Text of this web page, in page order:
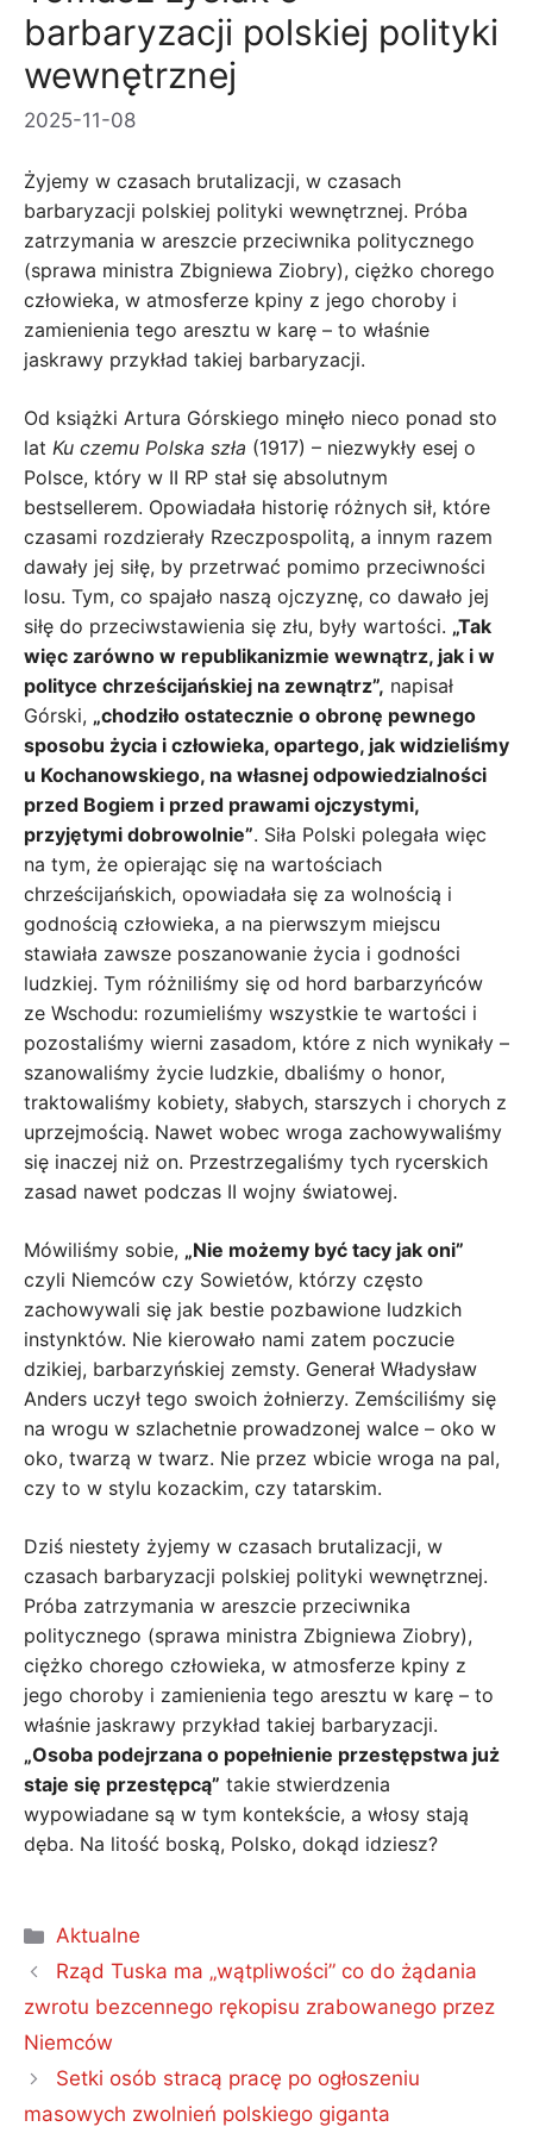
barbaryzacji polskiej polityki
wewnętrznej
2025-11-08
Żyjemy w czasach brutalizacji, w czasach
barbaryzacji polskiej polityki wewnętrznej. Próba
zatrzymania w areszcie przeciwnika politycznego
(sprawa ministra Zbigniewa Ziobry), ciężko chorego
człowieka, w atmosferze kpiny z jego choroby i
zamienienia tego aresztu w karę – to właśnie
jaskrawy przykład takiej barbaryzacji.
Od książki Artura Górskiego minęło nieco ponad sto
lat Ku czemu Polska szła (1917) – niezwykły esej o
Polsce, który w II RP stał się absolutnym
bestsellerem. Opowiadała historię różnych sił, które
czasami rozdzierały Rzeczpospolitą, a innym razem
dawały jej siłę, by przetrwać pomimo przeciwności
losu. Tym, co spajało naszą ojczyznę, co dawało jej
siłę do przeciwstawienia się złu, były wartości. „Tak
więc zarówno w republikanizmie wewnątrz, jak i w
polityce chrześcijańskiej na zewnątrz”, napisał
Górski, „chodziło ostatecznie o obronę pewnego
sposobu życia i człowieka, opartego, jak widzieliśmy
u Kochanowskiego, na własnej odpowiedzialności
przed Bogiem i przed prawami ojczystymi,
przyjętymi dobrowolnie”. Siła Polski polegała więc
na tym, że opierając się na wartościach
chrześcijańskich, opowiadała się za wolnością i
godnością człowieka, a na pierwszym miejscu
stawiała zawsze poszanowanie życia i godności
ludzkiej. Tym różniliśmy się od hord barbarzyńców
ze Wschodu: rozumieliśmy wszystkie te wartości i
pozostaliśmy wierni zasadom, które z nich wynikały –
szanowaliśmy życie ludzkie, dbaliśmy o honor,
traktowaliśmy kobiety, słabych, starszych i chorych z
uprzejmością. Nawet wobec wroga zachowywaliśmy
się inaczej niż on. Przestrzegaliśmy tych rycerskich
zasad nawet podczas II wojny światowej.
Mówiliśmy sobie, „Nie możemy być tacy jak oni”
czyli Niemców czy Sowietów, którzy często
zachowywali się jak bestie pozbawione ludzkich
instynktów. Nie kierowało nami zatem poczucie
dzikiej, barbarzyńskiej zemsty. Generał Władysław
Anders uczył tego swoich żołnierzy. Zemściliśmy się
na wrogu w szlachetnie prowadzonej walce – oko w
oko, twarzą w twarz. Nie przez wbicie wroga na pal,
czy to w stylu kozackim, czy tatarskim.
Dziś niestety żyjemy w czasach brutalizacji, w
czasach barbaryzacji polskiej polityki wewnętrznej.
Próba zatrzymania w areszcie przeciwnika
politycznego (sprawa ministra Zbigniewa Ziobry),
ciężko chorego człowieka, w atmosferze kpiny z
jego choroby i zamienienia tego aresztu w karę – to
właśnie jaskrawy przykład takiej barbaryzacji.
„Osoba podejrzana o popełnienie przestępstwa już
staje się przestępcą” takie stwierdzenia
wypowiadane są w tym kontekście, a włosy stają
dęba. Na litość boską, Polsko, dokąd idziesz?
Kategorie
Aktualne
Rząd Tuska ma „wątpliwości” co do żądania
zwrotu bezcennego rękopisu zrabowanego przez
Niemców
Setki osób stracą pracę po ogłoszeniu
masowych zwolnień polskiego giganta